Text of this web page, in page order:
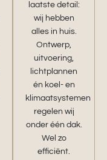
laatste detail:
wij hebben
alles in huis.
Ontwerp,
uitvoering,
lichtplannen
én koel- en
klimaatsystemen
regelen wij
onder één dak.
Wel zo
efficiënt.